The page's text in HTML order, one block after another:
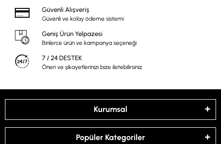
Güvenli Alışveriş
Güvenli ve kolay ödeme sistemi
Geniş Ürün Yelpazesi
Binlerce ürün ve kampanya seçeneği
7 / 24 DESTEK
Öneri ve şikayetlerinizi bize iletebilirsiniz.
Kurumsal
Popüler Kategoriler